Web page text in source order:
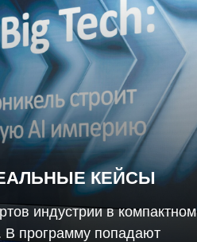
КЕЙСЫ
индустрии в компактном
программу попадают